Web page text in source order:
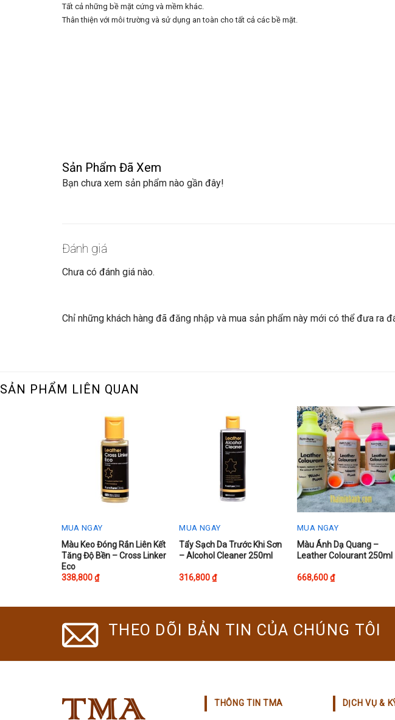
Tất cả những bề mặt cứng và mềm khác.
Thân thiện với môi trường và sử dụng an toàn cho tất cả các bề mặt.
Sản Phẩm Đã Xem
Bạn chưa xem sản phẩm nào gần đây!
Đánh giá
Chưa có đánh giá nào.
Chỉ những khách hàng đã đăng nhập và mua sản phẩm này mới có thể đưa ra
SẢN PHẨM LIÊN QUAN
MUA NGAY
Màu Keo Đóng Rắn Liên Kết
Tăng Độ Bền – Cross Linker
Eco
338,800₫
MUA NGAY
This
product
has
options
product
Tẩy Sạch Da Trước Khi Sơn
– Alcohol Cleaner 250ml
316,800₫
MUA NGAY
This
product
has
options
Màu Ánh Dạ Quang –
Leather Colourant 250ml
668,600₫
THEO DÕI BẢN TIN CỦA CHÚNG TÔI
THÔNG TIN TMA DỊCH VỤ &